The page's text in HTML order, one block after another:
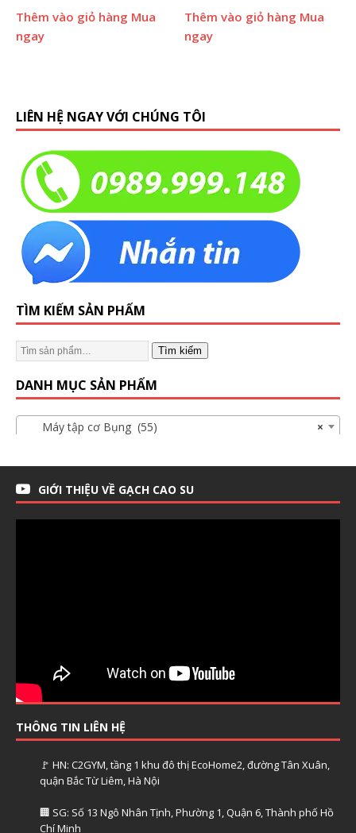
Thêm vào giỏ hàng Mua
ngay
Thêm vào giỏ hàng Mua
ngay
LIÊN HỆ NGAY VỚI CHÚNG TÔI
TÌM KIẾM SẢN PHẨM
Tìm kiếm
DANH MỤC SẢN PHẨM
×
Máy tập cơ Bụng (55)
GIỚI THIỆU VỀ GẠCH CAO SU
THÔNG TIN LIÊN HỆ
🚩 HN: C2GYM, tầng 1 khu đô thị EcoHome2, đường Tân Xuân,
quận Bắc Từ Liêm, Hà Nội
🏢 SG: Số 13 Ngô Nhân Tịnh, Phường 1, Quận 6, Thành phố Hồ
Chí Minh